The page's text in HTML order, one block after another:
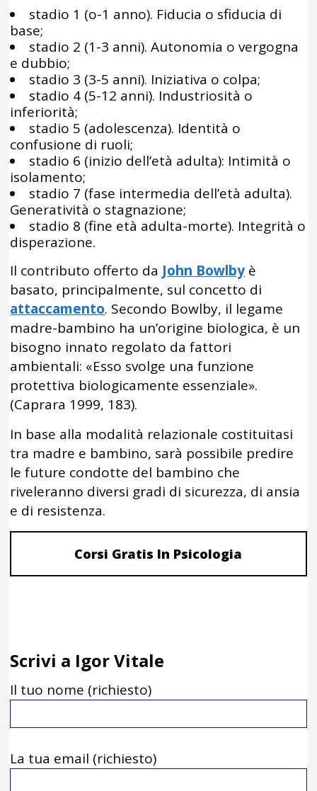
stadio 1 (o-1 anno). Fiducia o sfiducia di
base;
stadio 2 (1-3 anni). Autonomia o vergogna
e dubbio;
stadio 3 (3-5 anni). Iniziativa o colpa;
stadio 4 (5-12 anni). Industriosità o
inferiorità;
stadio 5 (adolescenza). Identità o
confusione di ruoli;
stadio 6 (inizio dell’età adulta): Intimità o
isolamento;
stadio 7 (fase intermedia dell’età adulta).
Generatività o stagnazione;
stadio 8 (fine età adulta-morte). Integrità o
disperazione.
Il contributo offerto da John Bowlby è
basato, principalmente, sul concetto di
attaccamento. Secondo Bowlby, il legame
madre-bambino ha un’origine biologica, è un
bisogno innato regolato da fattori
ambientali: «Esso svolge una funzione
protettiva biologicamente essenziale».
(Caprara 1999, 183).
In base alla modalità relazionale costituitasi
tra madre e bambino, sarà possibile predire
le future condotte del bambino che
riveleranno diversi gradi di sicurezza, di ansia
e di resistenza.
Corsi Gratis In Psicologia
Scrivi a Igor Vitale
Il tuo nome (richiesto)
La tua email (richiesto)